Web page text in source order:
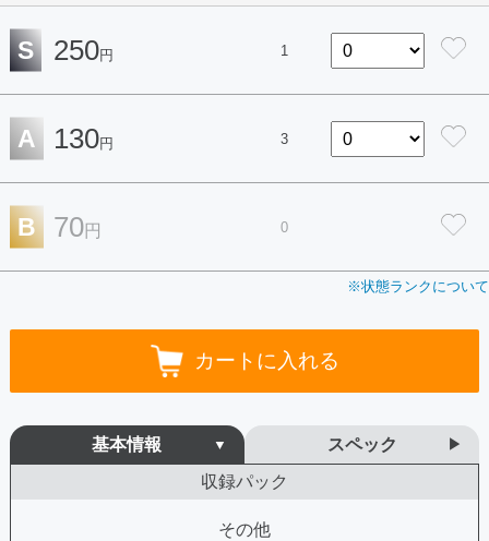
S 250円 1
A 130円 3
B 70円 0
※状態ランクについて
カートに入れる
基本情報
スペック
収録パック
その他